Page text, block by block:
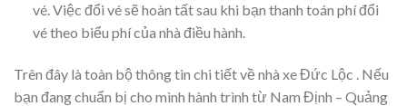
vé. Việc đổi vé sẽ hoàn tất sau khi bạn thanh toán phí đổi
vé theo biểu phí của nhà điều hành.
Trên đây là toàn bộ thông tin chi tiết về nhà xe Đức Lộc . Nếu
bạn đang chuẩn bị cho mình hành trình từ Nam Định – Quảng